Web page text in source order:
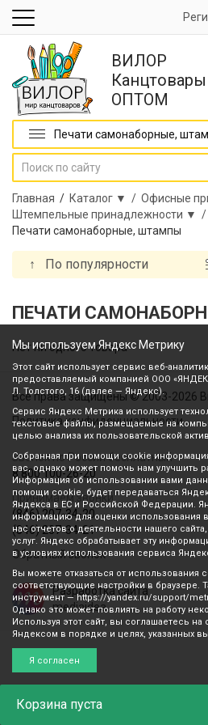
ВИЛОР
Канцтовары
ОПТОМ
Печати самонаборные,
Корзина пуста
Главная / Каталог ▼ / Офисные
Штемпельные принадлежности ▼ /
Печати самонаборные, штампы
↑ По популярности
ПЕЧАТИ
Нет ни одного товара
Все права защищены © 2003-2026
Политика конфиденциальности
Звонок по России бесплатный
8 800 100-26-20
Принимаем звонки
(846) 207-34-20
(846) 207-34-21
Обратный звонок
Разработка сайта
mediaidea
Мы используем Яндекс Метрику
Этот сайт использует сервис веб-
предоставляемый компанией ООО
Л. Толстого, 16 (далее — Яндекс).
Сервис Яндекс Метрика использует
текстовые файлы, размещаемые на
целью анализа их пользовательской
Собранная при помощи cookie
вас, однако может помочь нам улучшить
Информация об использовании вами
помощи cookie, будет передаваться
Яндекса в ЕС и Российской Федерации.
информацию для оценки использования
нас отчетов о деятельности нашего
услуг. Яндекс обрабатывает эту
в условиях использования сервиса
Вы можете отказаться от использования
соответствующие настройки в браузере.
инструмент — https://yandex.ru/support/
Однако это может повлиять на работу
Используя этот сайт, вы соглашаетесь на
Яндексом в порядке и целях, указанных
Я согласен